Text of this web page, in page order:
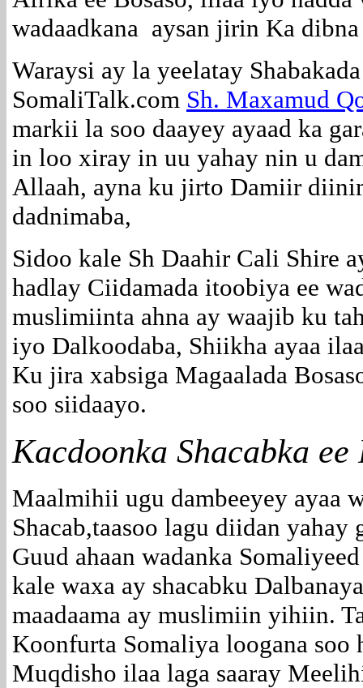
wadaadkana aysan jirin Ka
Waraysi ay la yeelatay Shabakada
SomaliTalk.com Sh. Maxamud
markii la soo daayey ayaad ka
in loo xiray in uu yahay nin u
Allaah, ayna ku jirto Damiir
dadnimaba,
Sidoo kale Sh Daahir Cali Shire
hadlay Ciidamada itoobiya ee
muslimiinta ahna ay waajib ku
iyo Dalkoodaba, Shiikha ayaa
Ku jira xabsiga Magaalada
soo siidaayo.
Kacdoonka Shacabka
Maalmihii ugu dambeeyey ayaa
Shacab,taasoo lagu diidan yahay
Guud ahaan wadanka
kale waxa ay shacabku
maadaama ay muslimiin yihiin.
Koonfurta Somaliya loogana soo
Muqdisho ilaa laga saaray